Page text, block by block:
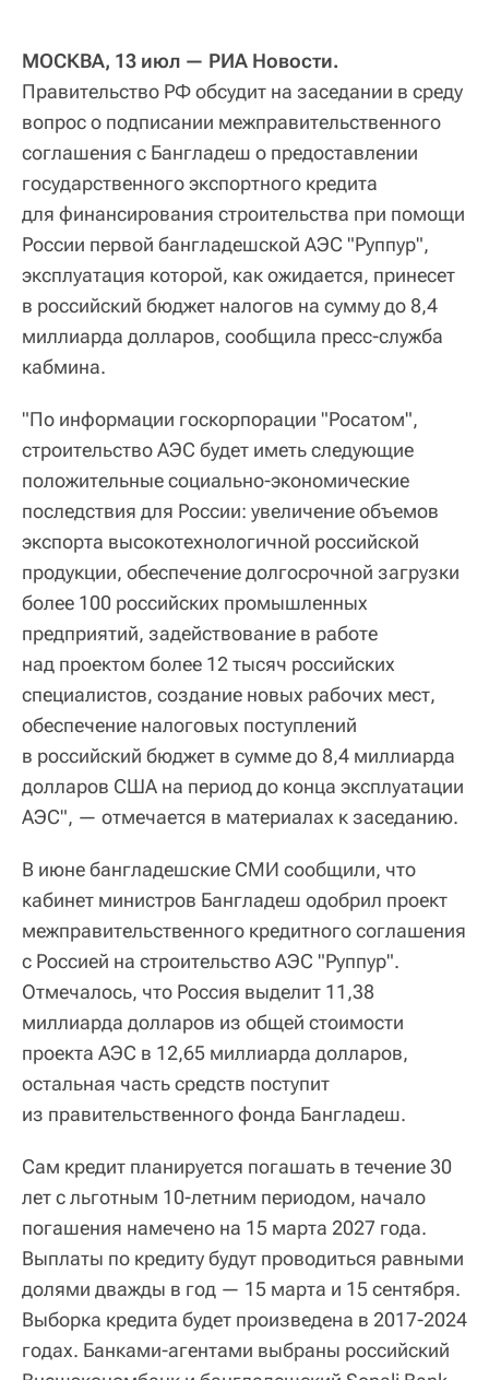
МОСКВА, 13 июл — РИА Новости.
Правительство РФ обсудит на заседании в среду
вопрос о подписании межправительственного
соглашения с Бангладеш о предоставлении
государственного экспортного кредита
для финансирования строительства при помощи
России первой бангладешской АЭС "Руппур",
эксплуатация которой, как ожидается, принесет
в российский бюджет налогов на сумму до 8,4
миллиарда долларов, сообщила пресс-служба
кабмина.
"По информации госкорпорации "Росатом",
строительство АЭС будет иметь следующие
положительные социально-экономические
последствия для России: увеличение объемов
экспорта высокотехнологичной российской
продукции, обеспечение долгосрочной загрузки
более 100 российских промышленных
предприятий, задействование в работе
над проектом более 12 тысяч российских
специалистов, создание новых рабочих мест,
обеспечение налоговых поступлений
в российский бюджет в сумме до 8,4 миллиарда
долларов США на период до конца эксплуатации
АЭС", — отмечается в материалах к заседанию.
В июне бангладешские СМИ сообщили, что
кабинет министров Бангладеш одобрил проект
межправительственного кредитного соглашения
с Россией на строительство АЭС "Руппур".
Отмечалось, что Россия выделит 11,38
миллиарда долларов из общей стоимости
проекта АЭС в 12,65 миллиарда долларов,
остальная часть средств поступит
из правительственного фонда Бангладеш.
Сам кредит планируется погашать в течение 30
лет с льготным 10-летним периодом, начало
погашения намечено на 15 марта 2027 года.
Выплаты по кредиту будут проводиться равными
долями дважды в год — 15 марта и 15 сентября.
Выборка кредита будет произведена в 2017-2024
годах. Банками-агентами выбраны российский